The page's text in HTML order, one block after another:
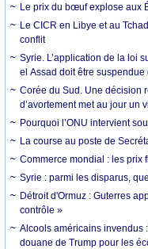
Le prix du bœuf explose aux
Le CICR en Libye et au
conflit
Syrie. L’application de la loi
el Assad doit être suspendue
Corée du Sud. Une décision
d’avortement met au jour un
Pourquoi l’ONU intervient
La course au poste de
Commerce mondial : les prix
Syrie : parmi les disparus,
Détroit d'Ormuz : Guterres
contrôle »
Alcools américains invendus
douane de Trump pour les